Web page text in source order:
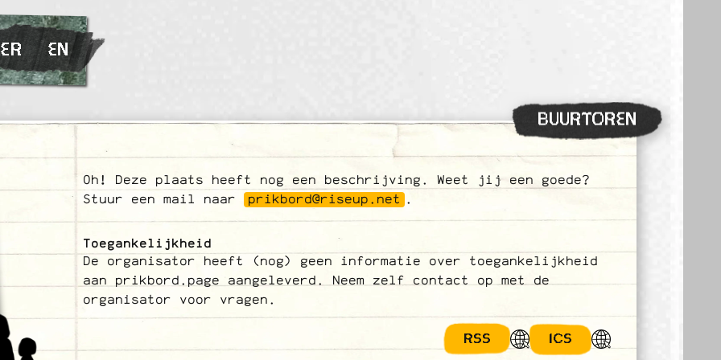
EN
BUURTOREN
Oh! Deze plaats heeft nog een beschrijving. Weet jij een goede?
Stuur een mail naar prikbord@riseup.net .
Toegankelijkheid
De organisator heeft (nog) geen informatie over toegankelijkheid
aan prikbord.page aangeleverd. Neem zelf contact op met de
organisator voor vragen.
RSS ICS